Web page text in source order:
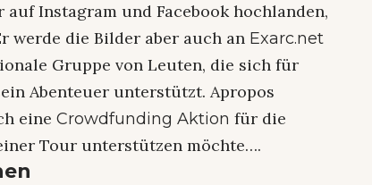
Instagram und Facebook hochlanden,
werde die Bilder aber auch an Exarc.net
Gruppe von Leuten, die sich für
Abenteuer unterstützt. Apropos
eineCrowdfunding Aktion für die
Tour unterstützen möchte….